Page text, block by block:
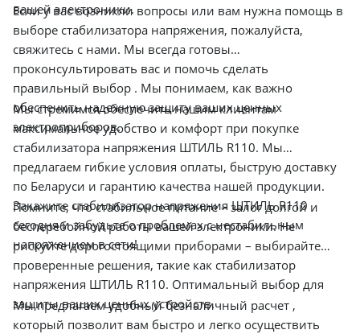
вашей электроники.
Если у вас возникли вопросы или вам нужна помощь в
выборе стабилизатора напряжения, пожалуйста,
свяжитесь с нами. Мы всегда готовы
проконсультировать вас и помочь сделать
правильный выбор . Мы понимаем, как важно
обеспечить надежную защиту ваших ценных
электроприборов.
Мы стремимся обеспечить нашим клиентам
максимальное удобство и комфорт при покупке
стабилизатора напряжения ШТИЛЬ R110. Мы
предлагаем гибкие условия оплаты, быструю доставку
по Беларуси и гарантию качества нашей продукции.
Закажите стабилизатор напряжения ШТИЛЬ R110
сегодня и забудьте о проблемах с нестабильным
напряжением в сети!
Помните, что стабильное питание – залог долгой и
бесперебойной работы вашей электроники. Не
рискуйте дорогостоящими приборами – выбирайте
проверенные решения, такие как стабилизатор
напряжения ШТИЛЬ R110. Оптимальный выбор для
защиты ваших ценных устройств.
Мы предлагаем удобный безналичный расчет ,
который позволит вам быстро и легко осуществить